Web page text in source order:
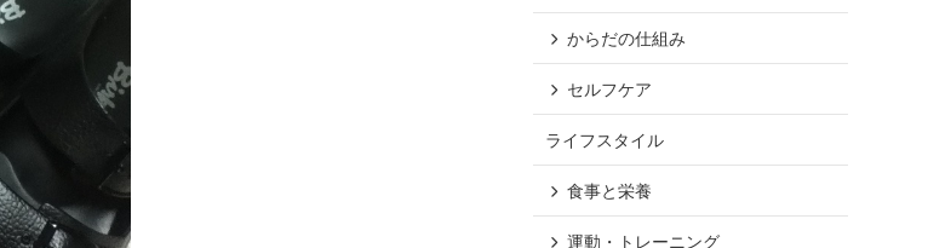
からだの仕組み
セルフケア
ライフスタイル
食事と栄養
運動・トレーニング